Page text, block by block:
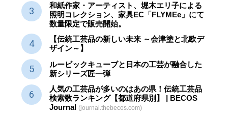
和紙作家・アーティスト、堀木エリ子による
照明コレクション、家具EC「FLYMEe」にて
数量限定で販売開始。
【伝統工芸品の新しい未来 ～会津塗と北欧デ
ザイン～】
ルービックキューブと日本の工芸が融合した
新シリーズ匠一弾
人気の工芸品が多いのはあの県！伝統工芸品
検索数ランキング【都道府県別】 | BECOS
Journal (journal.thebecos.com)